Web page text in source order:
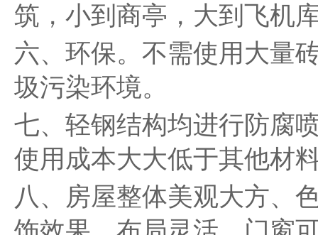
筑，小到商亭，大到飞机
六、环保。不需使用大量
圾污染环境。
七、轻钢结构均进行防腐
使用成本大大低于其他材
八、房屋整体美观大方、